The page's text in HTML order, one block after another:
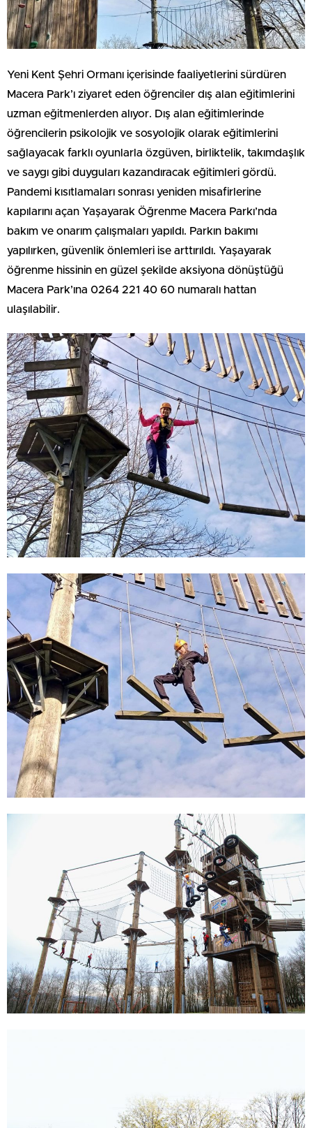
Yeni Kent Şehri Ormanı içerisinde faaliyetlerini sürdüren
Macera Park’ı ziyaret eden öğrenciler dış alan eğitimlerini
uzman eğitmenlerden alıyor. Dış alan eğitimlerinde
öğrencilerin psikolojik ve sosyolojik olarak eğitimlerini
sağlayacak farklı oyunlarla özgüven, birliktelik, takımdaşlık
ve saygı gibi duyguları kazandıracak eğitimleri gördü.
Pandemi kısıtlamaları sonrası yeniden misafirlerine
kapılarını açan Yaşayarak Öğrenme Macera Parkı’nda
bakım ve onarım çalışmaları yapıldı. Parkın bakımı
yapılırken, güvenlik önlemleri ise arttırıldı. Yaşayarak
öğrenme hissinin en güzel şekilde aksiyona dönüştüğü
Macera Park’ına 0264 221 40 60 numaralı hattan
ulaşılabilir.